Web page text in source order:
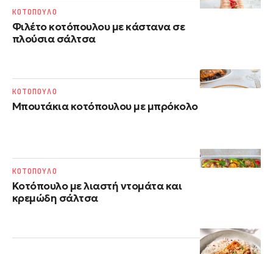
Φιλέτο κοτόπουλου με κάστανα σε
πλούσια σάλτσα
ΚΟΤΟΠΟΥΛΟ
Μπουτάκια κοτόπουλου με μπρόκολο
ΚΟΤΟΠΟΥΛΟ
Κοτόπουλο με λιαστή ντομάτα και
κρεμώδη σάλτσα
ΚΟΤΟΠΟΥΛΟ